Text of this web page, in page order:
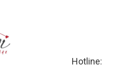
Hotline: